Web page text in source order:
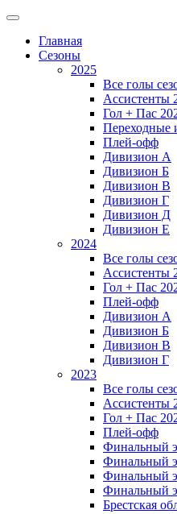
Главная
Сезоны
2025
Все голы
Ассистенты
Гол + Пас
Переходные
Плей-офф
Дивизион A
Дивизион Б
Дивизион В
Дивизион Г
Дивизион Д
Дивизион Е
2024
Все голы
Ассистенты
Гол + Пас
Плей-офф
Дивизион A
Дивизион Б
Дивизион В
Дивизион Г
2023
Все голы
Ассистенты
Гол + Пас
Плей-офф
Финальный
Финальный
Финальный
Финальный
Брестская